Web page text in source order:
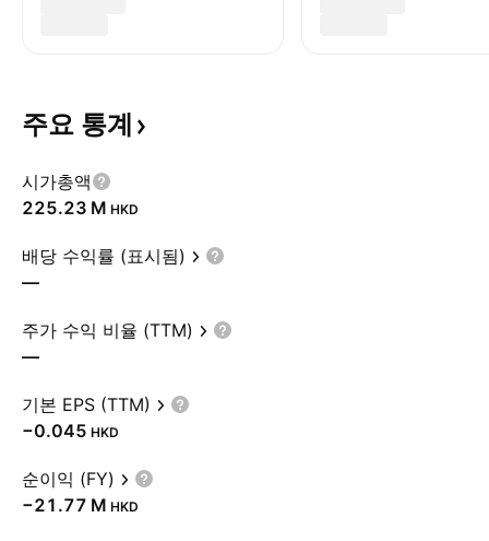
주요 통계
시가총액
‪225.23 M‬ HKD
배당 수익률 (표시됨)
—
주가 수익 비율 (TTM)
—
기본 EPS (TTM)
−0.045 HKD
순이익 (FY)
‪−21.77 M‬ HKD